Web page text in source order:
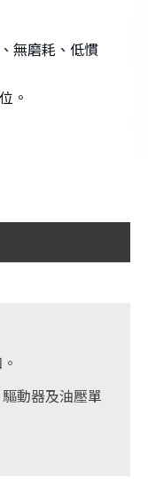
無磨耗、低慣
。
動器及油壓單